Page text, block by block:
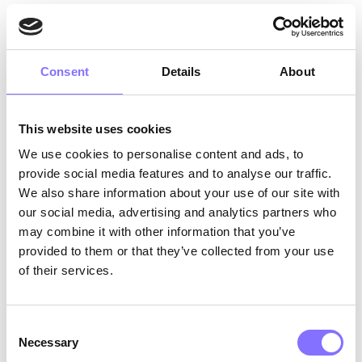
Consent Details About
This website uses cookies
We use cookies to personalise content and ads, to
provide social media features and to analyse our traffic.
We also share information about your use of our site with
our social media, advertising and analytics partners who
may combine it with other information that you’ve
provided to them or that they’ve collected from your use
of their services.
Selection
Necessary
οργανώνει ένα καθαρισμό γκαράζ το
Σαββατοκύριακο, όπου κάθε μέλος είναι
υπεύθυνο για τη διαλογή διαφορετικών
Δραστηριότητα αθλητικής ομάδας:
συμπαίκτες εξασκούν ασκήσεις περάσματος,
όπου κάθε παίκτης πρέπει να επικοινωνεί
και να συνεργαστεί για να κάνει επιτυχημένα
παιχνίδια, επιδεικνύοντας ομαδική εργασία
και συντονισμό.
Κάθε σενάριο παρέχει μια μοναδική μαθησιακή
σημασία της συνεργασίας, της ανταλλαγής
επιτυχιών και της μάθησης από αποτυχίες. Αυτό
όχι μόνο τους προετοιμάζει για τον επαγγελματικό